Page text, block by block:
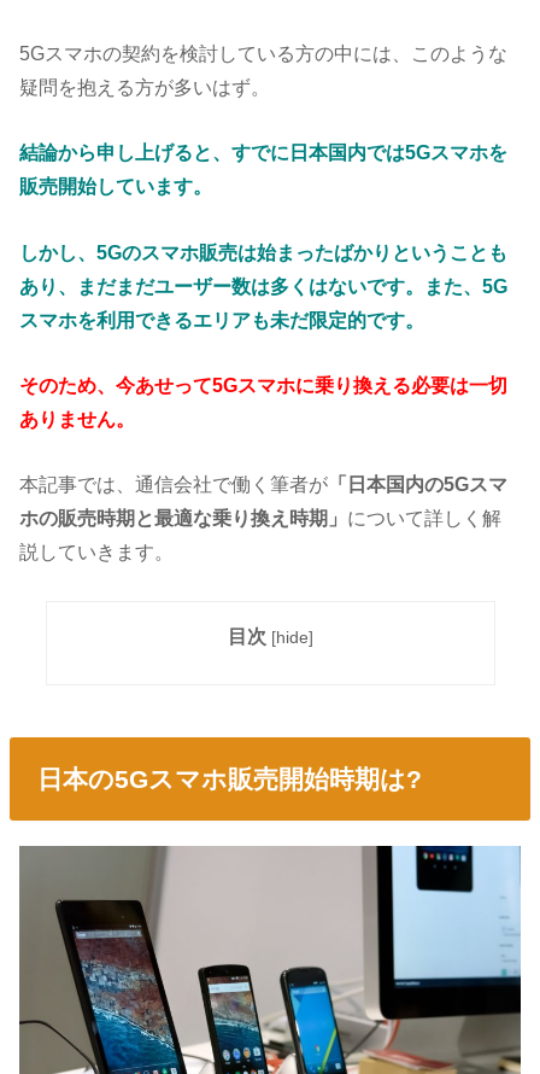
5Gスマホの契約を検討している方の中には、このような
疑問を抱える方が多いはず。
結論から申し上げると、すでに日本国内では5Gスマホを
販売開始しています。
しかし、5Gのスマホ販売は始まったばかりということも
あり、まだまだユーザー数は多くはないです。また、5G
スマホを利用できるエリアも未だ限定的です。
そのため、今あせって5Gスマホに乗り換える必要は一切
ありません。
本記事では、通信会社で働く筆者が 「日本国内の5Gスマ
ホの販売時期と最適な乗り換え時期」 について詳しく解
説していきます。
目次 [hide]
日本の5Gスマホ販売開始時期は?